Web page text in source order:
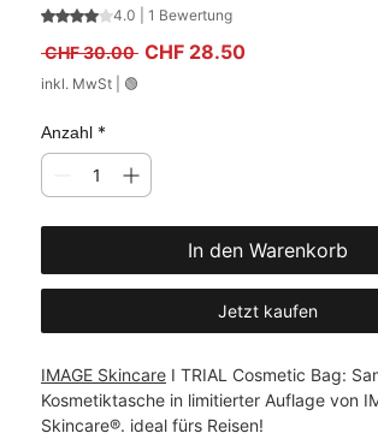
Das Rating beträgt 4.0 von fünf
4.0 | 1 Bewertung
CHF 30.00 Standardpreis
CHF 28.50Sale-Preis
inkl. MwSt 🟢
Anzahl *
In den Warenkorb
Jetzt kaufen
IMAGE Skincare I TRIAL Cosmetic Bag:
Kosmetiktasche in limitierter Auflage von
Skincare®. ideal fürs Reisen!